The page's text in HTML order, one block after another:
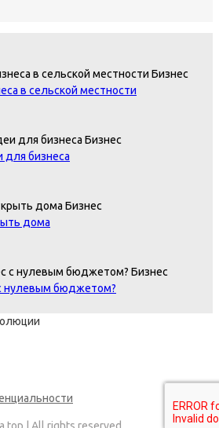
Бизнес
в сельской местности
Бизнес
бизнеса
Бизнес
дома
Бизнес
нулевым бюджетом?
| All rights reserved.